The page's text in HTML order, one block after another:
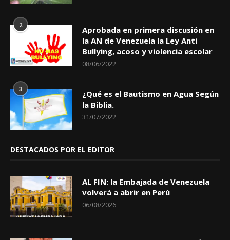
2
Aprobada en primera discusión en
la AN de Venezuela la Ley Anti
Bullying, acoso y violencia escolar
08/06/2022
3
¿Qué es el Bautismo en Agua Según
la Biblia.
31/07/2022
DESTACADOS POR EL EDITOR
AL FIN: la Embajada de Venezuela
volverá a abrir en Perú
06/08/2026